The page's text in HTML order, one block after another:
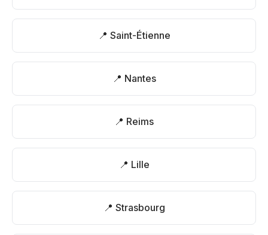
📍 Saint-Étienne
📍 Nantes
📍 Reims
📍 Lille
📍 Strasbourg